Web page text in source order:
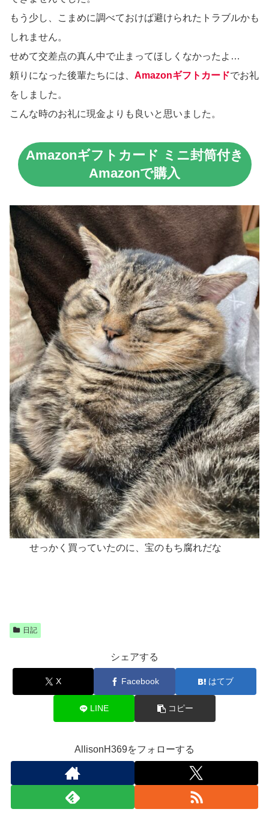
もう少し、こまめに調べておけば避けられたトラブルかも
しれません。
せめて交差点の真ん中で止まってほしくなかったよ…
頼りになった後輩たちには、 Amazonギフトカードでお礼
をしました。
こんな時のお礼に現金よりも良いと思いました。
Amazonギフトカード ミニ封筒付き
Amazonで購入
せっかく買っていたのに、宝のもち腐れだな
日記
シェアする
X Facebook はてブ
LINE コピー
AllisonH369をフォローする